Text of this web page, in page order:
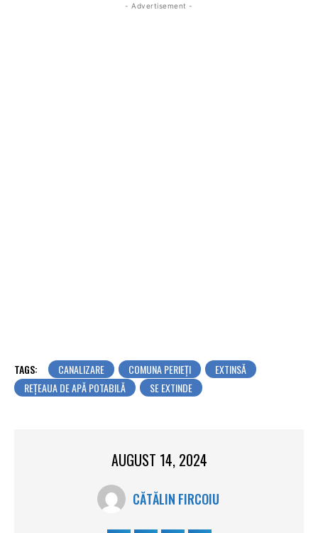
- Advertisement -
TAGS: CANALIZARE COMUNA PERIEŢI
EXTINSĂ
REȚEAUA DE APĂ POTABILĂ
SE EXTINDE
AUGUST 14, 2024
CĂTĂLIN FIRCOIU